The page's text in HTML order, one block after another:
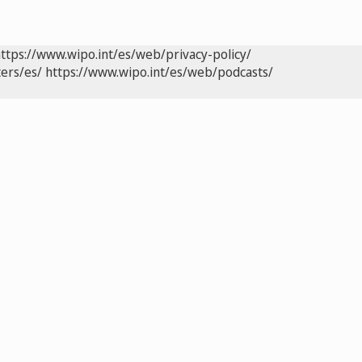
www.wipo.int/es/web/privacy-policy/
es/ https://www.wipo.int/es/web/podcasts/